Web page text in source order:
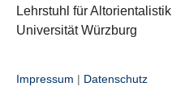
Lehrstuhl für Altorientalistik
Universität Würzburg
Impressum | Datenschutz